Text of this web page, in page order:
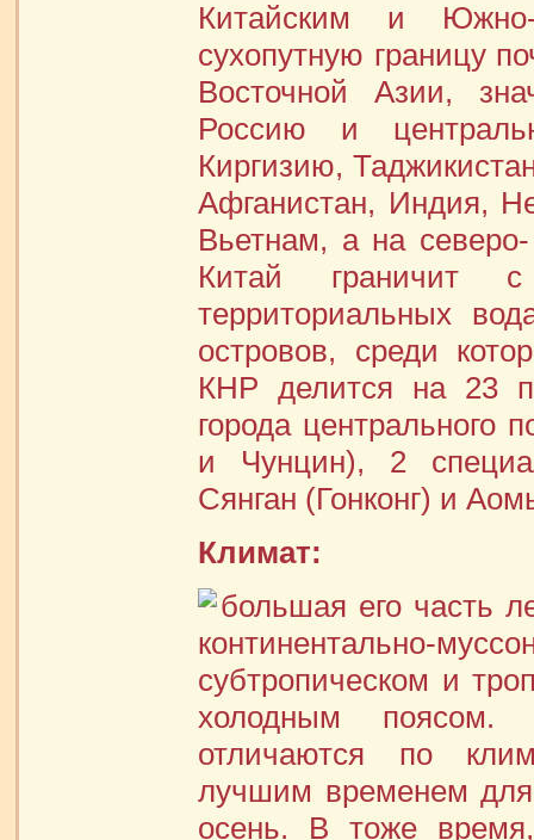
Китайским и
сухопутную границу
Восточной Азии,
Россию и
Киргизию,
Афганистан, Индия,
Вьетнам, а на
Китай
территориальных
островов, среди
КНР делится на 23
города центрального
и Чунцин), 2
Сянган (Гонконг) и
Климат:
большая его часть
континентально-
субтропическом и
холодным поясом.
отличаются по
лучшим временем
осень. В тоже